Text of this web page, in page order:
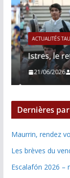
ACTUALITÉS
Istres, le
21/06/2026
Dernières
Maurrin, rendez
Les brèves du
Escalafón 2026 –